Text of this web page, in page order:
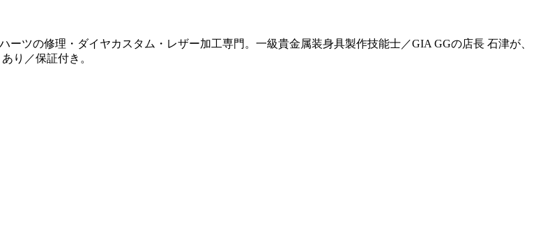
ツの修理・ダイヤカスタム・レザー加工専門。一級貴金属装身具製作技能士／GIA GGの店長 石津が、
り／保証付き。